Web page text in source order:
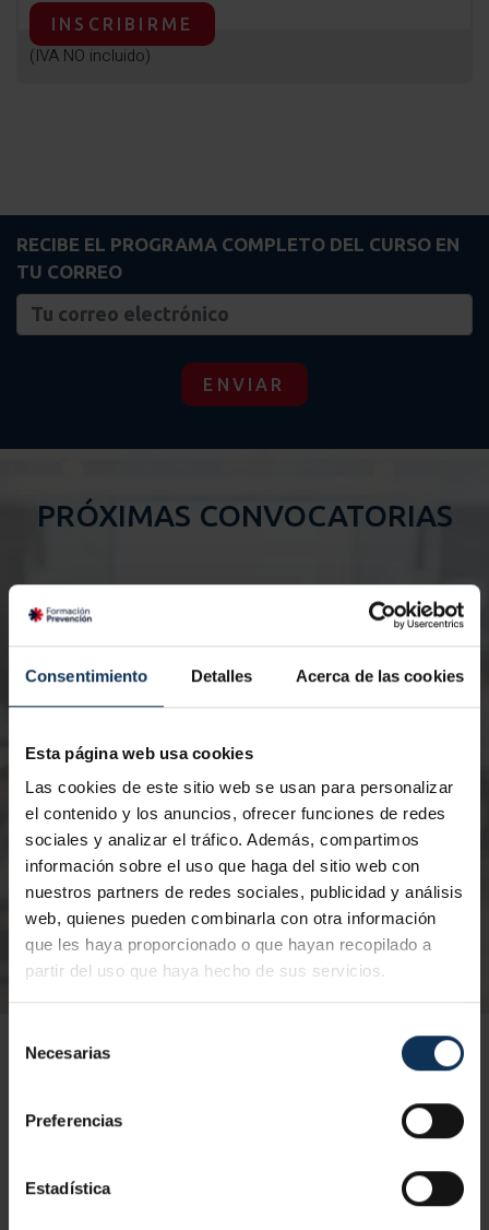
Consentimiento Detalles Acerca de las cookies
Esta página web usa cookies
Las cookies de este sitio web se usan para personalizar
el contenido y los anuncios, ofrecer funciones de redes
sociales y analizar el tráfico. Además, compartimos
información sobre el uso que haga del sitio web con
nuestros partners de redes sociales, publicidad y análisis
web, quienes pueden combinarla con otra información
que les haya proporcionado o que hayan recopilado a
partir del uso que haya hecho de sus servicios.
Necesarias
Preferencias
Estadística
INSCRIBIRME
(IVA NO incluido)
RECIBE EL PROGRAMA COMPLETO DEL CURSO EN
TU CORREO
ENVIAR
PRÓXIMAS CONVOCATORIAS
20/08/2026
Certificación:TPC Construcción
Modalidad:Presencial